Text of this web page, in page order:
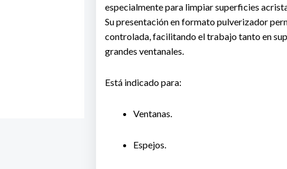
especialmente para limpiar superficies
Su presentación en formato pulverizador
controlada, facilitando el trabajo tanto en
grandes ventanales.
Está indicado para:
Ventanas.
Espejos.